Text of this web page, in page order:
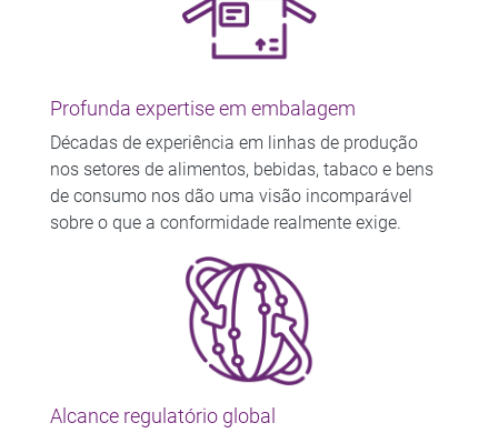
Profunda expertise em embalagem
Décadas de experiência em linhas de produção
nos setores de alimentos, bebidas, tabaco e bens
de consumo nos dão uma visão incomparável
sobre o que a conformidade realmente exige.
Alcance regulatório global